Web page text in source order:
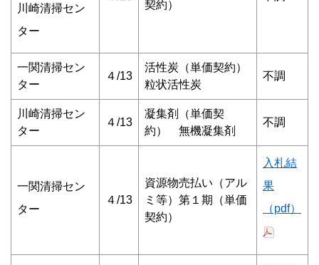
川崎清掃セン
ター
契約）
一関清掃セン
ター
４/13
活性炭（単価契約）
粒状活性炭
不調
川崎清掃セン
ター
４/13
凝集剤（単価契
約） 無機凝集剤
不調
一関清掃セン
ター
４/13
資源物売払い（アル
ミ等）第１期（単価
契約）
入札結
果
（pdf）